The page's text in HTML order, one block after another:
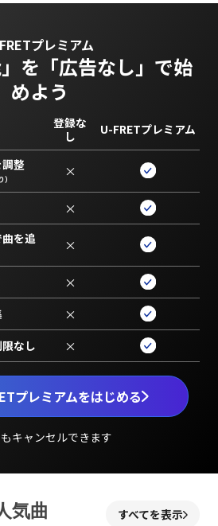
プレミアム
を 「広告なし」で始
めよう
プレミアムをはじめる
キャンセルできます
登録な
し
U-FRETプレミアム
整 ×
×
を追
×
×
×
なし ×
気曲 すべてを表示